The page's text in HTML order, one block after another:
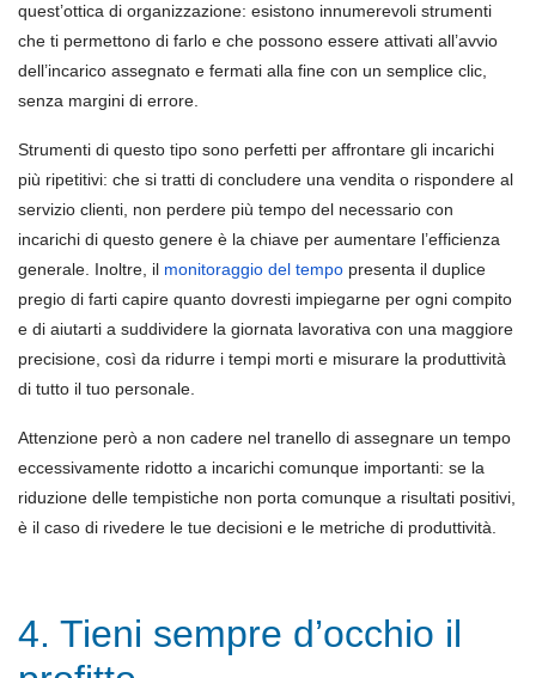
quest’ottica di organizzazione: esistono innumerevoli strumenti
che ti permettono di farlo e che possono essere attivati all’avvio
dell’incarico assegnato e fermati alla fine con un semplice clic,
senza margini di errore.
Strumenti di questo tipo sono perfetti per affrontare gli incarichi
più ripetitivi: che si tratti di concludere una vendita o rispondere al
servizio clienti, non perdere più tempo del necessario con
incarichi di questo genere è la chiave per aumentare l’efficienza
generale. Inoltre, il monitoraggio del tempo presenta il duplice
pregio di farti capire quanto dovresti impiegarne per ogni compito
e di aiutarti a suddividere la giornata lavorativa con una maggiore
precisione, così da ridurre i tempi morti e misurare la produttività
di tutto il tuo personale.
Attenzione però a non cadere nel tranello di assegnare un tempo
eccessivamente ridotto a incarichi comunque importanti: se la
riduzione delle tempistiche non porta comunque a risultati positivi,
è il caso di rivedere le tue decisioni e le metriche di produttività.
4. Tieni sempre d’occhio il